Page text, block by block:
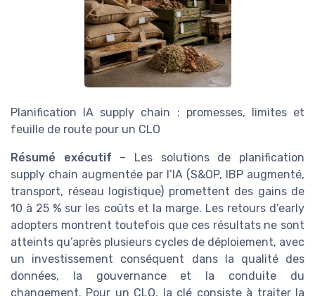
Planification IA supply chain : promesses, limites et
feuille de route pour un CLO
Résumé exécutif – Les solutions de planification
supply chain augmentée par l’IA (S&OP, IBP augmenté,
transport, réseau logistique) promettent des gains de
10 à 25 % sur les coûts et la marge. Les retours d’early
adopters montrent toutefois que ces résultats ne sont
atteints qu’après plusieurs cycles de déploiement, avec
un investissement conséquent dans la qualité des
données, la gouvernance et la conduite du
changement. Pour un CLO, la clé consiste à traiter la